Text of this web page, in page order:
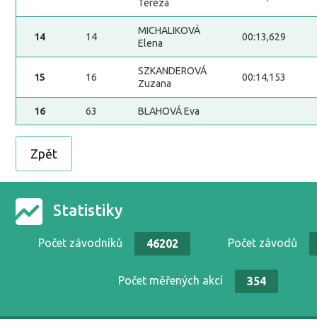
Tereza
14 14
MICHALIKOVÁ
Elena
00:13,629
15 16
SZKANDEROVÁ
Zuzana
00:14,153
16 63 BLAHOVÁ Eva
Zpět
Statistiky
Počet závodníků 46202 Počet závodů
Počet měřených akcí 354